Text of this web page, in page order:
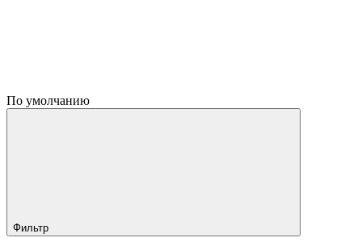
По умолчанию
Фильтр